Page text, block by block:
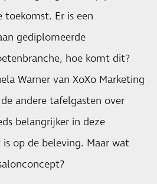
toekomst. Er is een
gediplomeerde
hoe komt dit?
Warner van XoXo Marketing
andere tafelgasten over
belangrijker in deze
op de beleving. Maar wat